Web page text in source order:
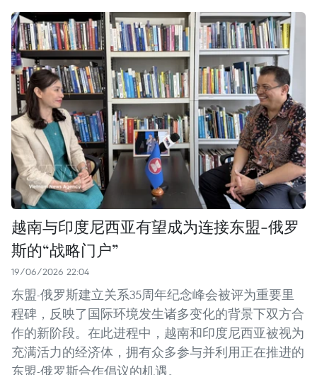
越南与印度尼西亚有望成为连接东盟-俄罗
斯的“战略门户”
19/06/2026 22:04
东盟-俄罗斯建立关系35周年纪念峰会被评为重要里
程碑，反映了国际环境发生诸多变化的背景下双方合
作的新阶段。在此进程中，越南和印度尼西亚被视为
充满活力的经济体，拥有众多参与并利用正在推进的
东盟-俄罗斯合作倡议的机遇。